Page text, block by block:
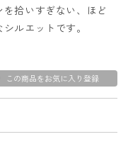
を拾いすぎない、ほど
ルエットです。
この商品をお気に入り登録